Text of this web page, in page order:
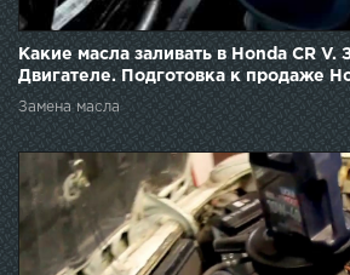
Какие масла заливать в Honda CR V.
Двигателе. Подготовка к продаже
Замена масла